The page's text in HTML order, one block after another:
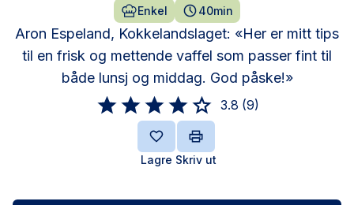
Enkel 40min
Aron Espeland, Kokkelandslaget: «Her er mitt tips
til en frisk og mettende vaffel som passer fint til
både lunsj og middag. God påske!»
3.8 (9)
Lagre Skriv ut